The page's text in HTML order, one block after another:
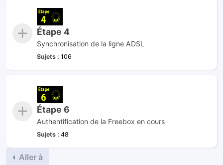
Étape 4
Synchronisation de la ligne ADSL
Sujets : 106
Étape 6
Authentification de la Freebox en cours
Sujets : 48
Aller à